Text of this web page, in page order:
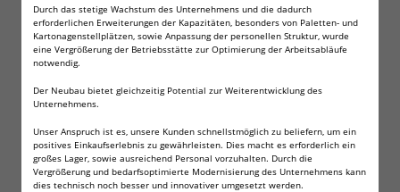
Durch das stetige Wachstum des Unternehmens und die dadurch
erforderlichen Erweiterungen der Kapazitäten, besonders von Paletten- und
Kartonagenstellplätzen, sowie Anpassung der personellen Struktur, wurde
eine Vergrößerung der Betriebsstätte zur Optimierung der Arbeitsabläufe
notwendig.
Der Neubau bietet gleichzeitig Potential zur Weiterentwicklung des
Unternehmens.
Unser Anspruch ist es, unsere Kunden schnellstmöglich zu beliefern, um ein
positives Einkaufserlebnis zu gewährleisten. Dies macht es erforderlich ein
großes Lager, sowie ausreichend Personal vorzuhalten. Durch die
Vergrößerung und bedarfsoptimierte Modernisierung des Unternehmens kann
dies technisch noch besser und innovativer umgesetzt werden.
sehr hochwertig.
Andere Bezeichnungen für diese Batterien sind: CR123A,
DL123A, EL123A
Diese Zellen haben folgende Features:
3V! 1.400 mAh
Qualität, die hält was sie verspricht!